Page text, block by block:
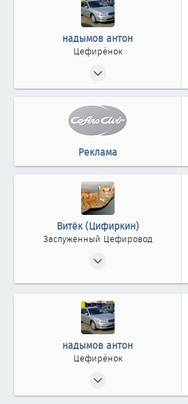
Казахстан г.Степногорск
надымов антон
Цефирёнок
19
Реклама
Витёк (Цифиркин)
Заслуженный Цефировод
Россия г. ОМСК
надымов антон
Цефирёнок
19